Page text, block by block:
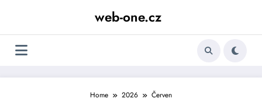
web-one.cz
Home 2026 Červen